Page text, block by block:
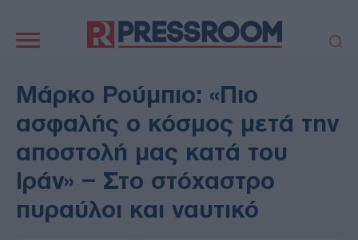
πλοήγηση
ΠΟΛΙΤΙΚΗ
ΤΟΥΡΚΙΑ
ΟΙΚΟΝΟΜΙΑ
ΕΚΚΛΗΣΙΑ
ΑΜΥΝΑ
ΔΙΕΘΝΗ
ΚΥΠΡΟΣ
MEDIA
LIFESTYLE
SPORTS
ΑΥΤΟΔΙΟΙΚΗΣΗ
Μάρκο Ρούμπιο: «Πιο
ασφαλής ο κόσμος μετά την
αποστολή μας κατά του
Ιράν» – Στο στόχαστρο
πυραύλοι και ναυτικό